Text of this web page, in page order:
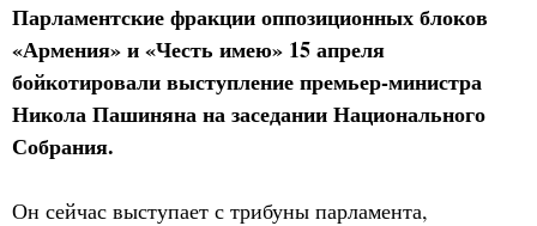
Парламентские фракции оппозиционных блоков
«Армения» и «Честь имею» 15 апреля
бойкотировали выступление премьер-министра
Никола Пашиняна на заседании Национального
Собрания.
Он сейчас выступает с трибуны парламента,